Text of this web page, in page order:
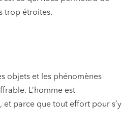
trop étroites.
objets et les phénomènes
L’homme est
et parce que tout effort pour s’y